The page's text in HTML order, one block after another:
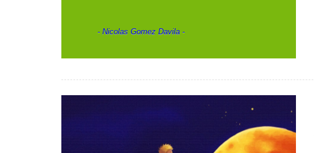
- Nicolas Gomez Davila -